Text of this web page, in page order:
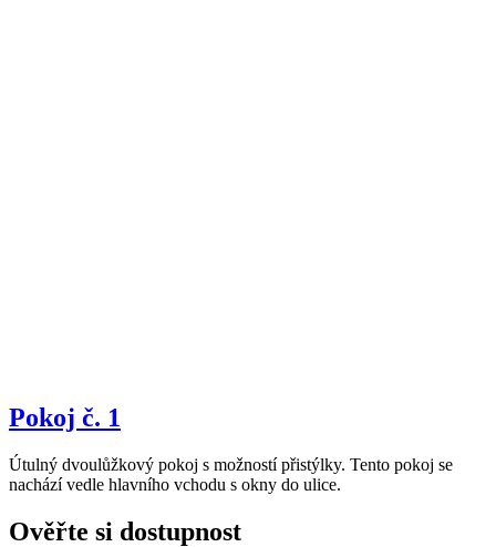
Pokoj č. 1
Útulný dvoulůžkový pokoj s možností přistýlky. Tento pokoj se
nachází vedle hlavního vchodu s okny do ulice.
Ověřte si dostupnost